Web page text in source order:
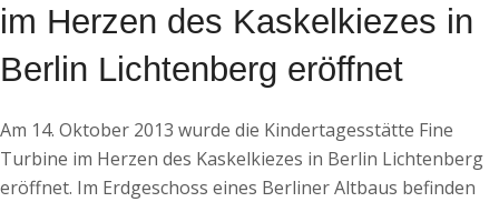
im Herzen des Kaskelkiezes in
Berlin Lichtenberg eröffnet
Am 14. Oktober 2013 wurde die Kindertagesstätte Fine
Turbine im Herzen des Kaskelkiezes in Berlin Lichtenberg
eröffnet. Im Erdgeschoss eines Berliner Altbaus befinden